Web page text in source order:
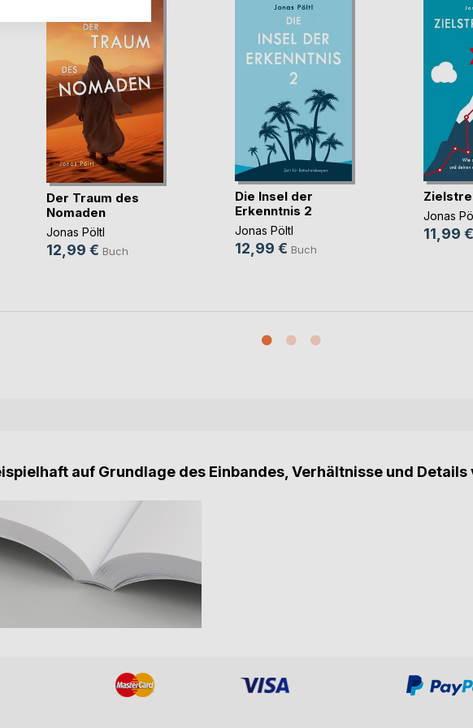
Der Traum des
Nomaden
Jonas Pöltl
12,99 € Buch
Die Insel der
Erkenntnis 2
Jonas Pöltl
12,99 € Buch
Jonas
11,99 €
auf Grundlage des Einbandes, Verhältnisse und